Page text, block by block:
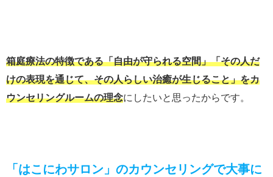
箱庭療法の特徴である「自由が守られる空間」「その人だ
けの表現を通じて、その人らしい治癒が生じること」をカ
ウンセリングルームの理念にしたいと思ったからです。
「はこにわサロン」のカウンセリングで大事に